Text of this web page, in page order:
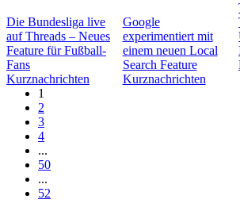
Die Bundesliga live
auf Threads – Neues
Feature für Fußball-
Fans
Kurznachrichten
Google
experimentiert mit
einem neuen Local
Search Feature
Kurznachrichten
1
2
3
4
...
50
...
52